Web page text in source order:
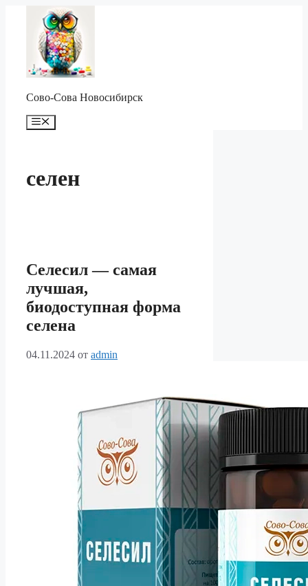
содержимому
Сово-Сова Новосибирск
Меню
селен
Селесил — самая
лучшая,
биодоступная форма
селена
04.11.2024 от admin